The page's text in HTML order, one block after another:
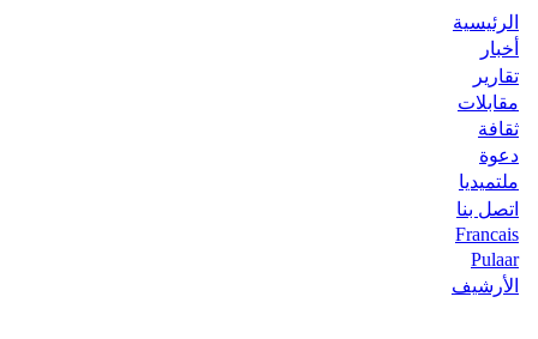
الرئيسية
أخبار
تقارير
مقابلات
ثقافة
دعوة
ملتميديا
اتصل بنا
Francais
Pulaar
الأرشيف